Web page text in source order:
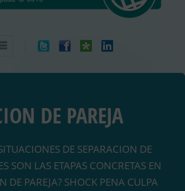
DE PAREJA
DE SEPARACION DE
SON LAS ETAPAS CONCRETAS EN
DE PAREJA? SHOCK PENA CULPA